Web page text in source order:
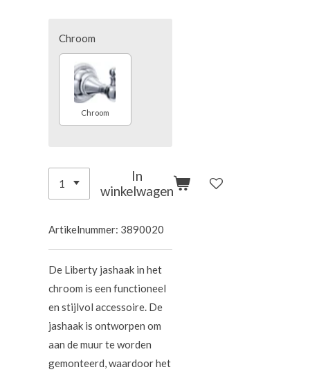
Chroom
Chroom
In
winkelwagen
Artikelnummer: 3890020
De Liberty jashaak in het
chroom is een functioneel
en stijlvol accessoire. De
jashaak is ontworpen om
aan de muur te worden
gemonteerd, waardoor het